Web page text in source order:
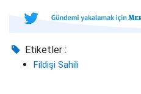
Etiketler :
Fildişi Sahili